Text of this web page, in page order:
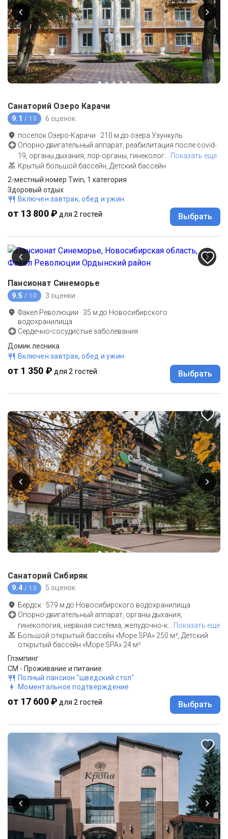
Санаторий Озеро Карачи
9.1 / 10 6 оценок
поселок Озеро-Карачи · 210 м до озера Узункуль
Опорно-двигательный аппарат, реабилитация после covid-
19, органы дыхания, лор-органы, гинеколог
Показать еще
Крытый большой бассейн, Детский бассейн
2-местный номер Twin, 1 категория
Здоровый отдых
Включен завтрак, обед и ужин
от 13 800 ₽ для 2 гостей Выбрать
Пансионат Синеморье
9.5 / 10 3 оценки
Факел Революции · 35 м до Новосибирского
водохранилища
Сердечно-сосудистые заболевания
Домик лесника
Включен завтрак, обед и ужин
от 1 350 ₽ для 2 гостей Выбрать
Санаторий Сибиряк
9.4 / 10 5 оценок
Бердск · 579 м до Новосибирского водохранилища
Опорно-двигательный аппарат, органы дыхания,
гинекология, нервная система, желудочно-к
Показать еще
Большой открытый бассейн «Море SPA» 250 м², Детский
открытый бассейн «Море SPA» 24 м²
Глэмпинг
СМ - Проживание и питание
Полный пансион "шведский стол"
Моментальное подтверждение
от 17 600 ₽ для 2 гостей Выбрать